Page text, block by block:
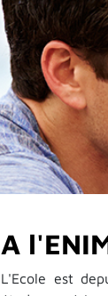
A
L'Ecole est